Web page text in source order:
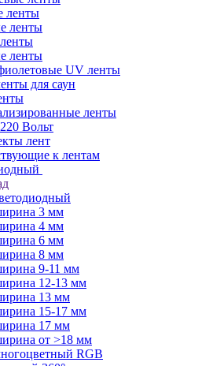
ленты
ленты
ленты
UV ленты
для саун
ленты
Вольт
лент
к лентам
3 мм
4 мм
6 мм
8 мм
9-11 мм
12-13 мм
13 мм
15-17 мм
17 мм
от >18 мм
RGB